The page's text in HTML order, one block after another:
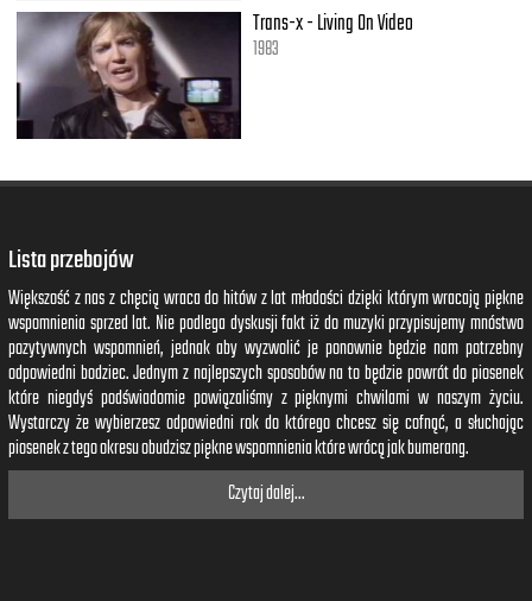
Trans-x - Living On Video
1983
Lista przebojów
Większość z nas z chęcią wraca do hitów z lat młodości dzięki którym wracają piękne
wspomnienia sprzed lat. Nie podlega dyskusji fakt iż do muzyki przypisujemy mnóstwo
pozytywnych wspomnień, jednak aby wyzwolić je ponownie będzie nam potrzebny
odpowiedni bodziec. Jednym z najlepszych sposobów na to będzie powrót do piosenek
które niegdyś podświadomie powiązaliśmy z pięknymi chwilami w naszym życiu.
Wystarczy że wybierzesz odpowiedni rok do którego chcesz się cofnąć, a słuchając
piosenek z tego okresu obudzisz piękne wspomnienia które wrócą jak bumerang.
Czytaj dalej...